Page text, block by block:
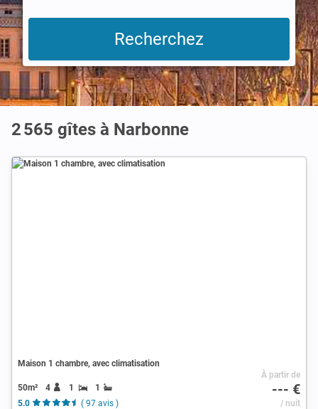
2 565 gîtes à Narbonne
Maison 1 chambre, avec climatisation
50m² 4 1
1
5.0
( 97 avis )
À partir de
--- €
/ nuit